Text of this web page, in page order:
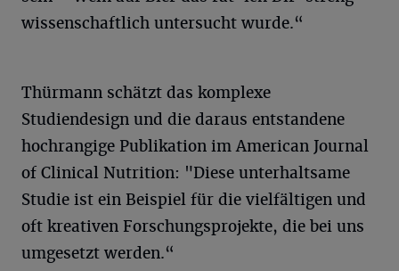
wissenschaftlich untersucht wurde.“
Thürmann schätzt das komplexe
Studiendesign und die daraus entstandene
hochrangige Publikation im American Journal
of Clinical Nutrition: "Diese unterhaltsame
Studie ist ein Beispiel für die vielfältigen und
oft kreativen Forschungsprojekte, die bei uns
umgesetzt werden.“